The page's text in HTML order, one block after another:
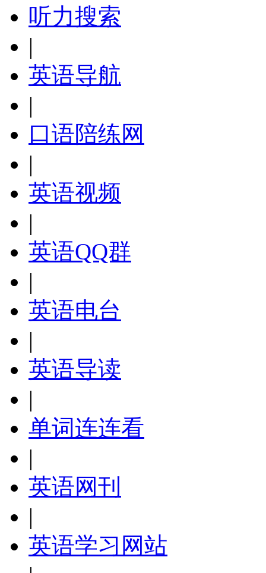
听力搜索
|
英语导航
|
口语陪练网
|
英语视频
|
英语QQ群
|
英语电台
|
英语导读
|
单词连连看
|
英语网刊
|
英语学习网站